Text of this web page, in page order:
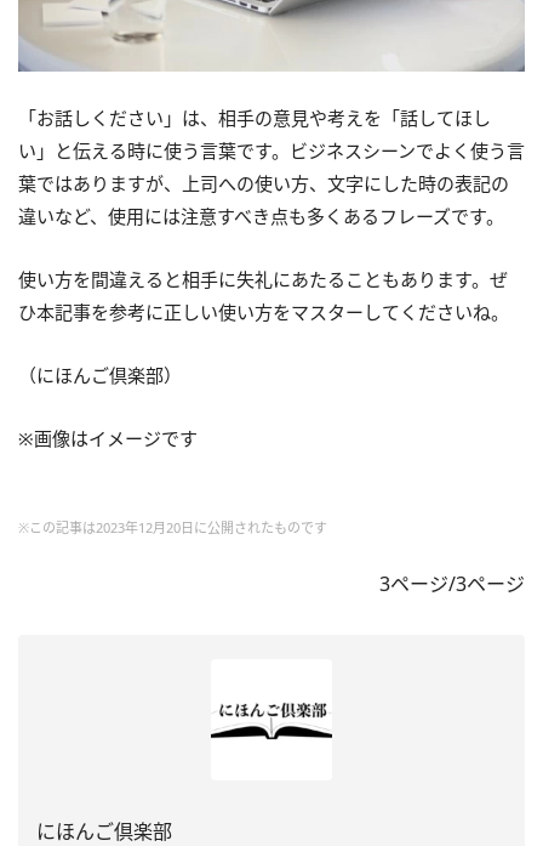
「お話しください」は、相手の意見や考えを「話してほし
い」と伝える時に使う言葉です。ビジネスシーンでよく使う言
葉ではありますが、上司への使い方、文字にした時の表記の
違いなど、使用には注意すべき点も多くあるフレーズです。
使い方を間違えると相手に失礼にあたることもあります。ぜ
ひ本記事を参考に正しい使い方をマスターしてくださいね。
（にほんご倶楽部）
※画像はイメージです
※この記事は2023年12月20日に公開されたものです
3ページ/3ページ
にほんご倶楽部